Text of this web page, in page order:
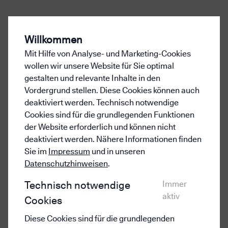
Willkommen
Mit Hilfe von Analyse- und Marketing-Cookies
wollen wir unsere Website für Sie optimal
gestalten und relevante Inhalte in den
Vordergrund stellen. Diese Cookies können auch
deaktiviert werden. Technisch notwendige
Cookies sind für die grundlegenden Funktionen
der Website erforderlich und können nicht
deaktiviert werden. Nähere Informationen finden
Sie im
Impressum und in unseren
Datenschutzhinweisen.
Technisch notwendige
Cookies
Immer
aktiv
Diese Cookies sind für die grundlegenden
ein Produkt von
Exklusive Kfz-Versicherung
für Ihren Polestar
Damit Ihr Polestar schon ab dem 1. Tag ideal abgesichert
ist, bieten wir mit
Schutz. Berechnen und
beantragen Sie Ihren Versicherungsschutz ganz einfach